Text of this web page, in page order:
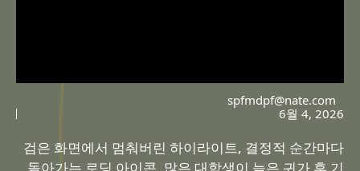
spfmdpf@nate.com
6월 4, 2026
검은 화면에서 멈춰버린 하이라이트, 결정적 순간마다
돌아가는 로딩 아이콘. 많은 대학생이 늦은 귀가 후 기